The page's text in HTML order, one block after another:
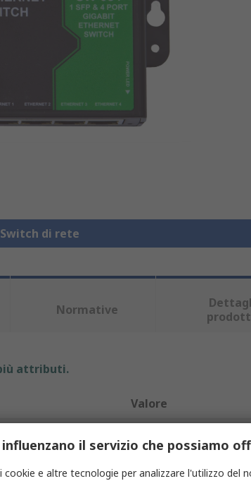
di rete
Normative
attributi.
Valore
il servizio che possiamo
cookie e altre tecnologie per analizzare l'utilizzo del